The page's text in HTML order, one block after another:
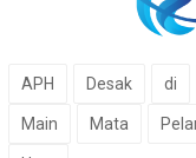
APH Desak di
Main Mata